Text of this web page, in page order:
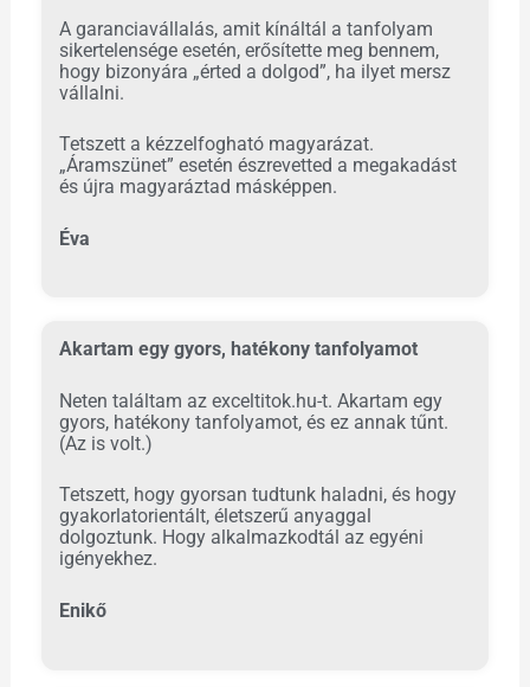
A garanciavállalás, amit kínáltál a tanfolyam
sikertelensége esetén, erősítette meg bennem,
hogy bizonyára „érted a dolgod”, ha ilyet mersz
vállalni.
Tetszett a kézzelfogható magyarázat.
„Áramszünet” esetén észrevetted a megakadást
és újra magyaráztad másképpen.
Éva
Akartam egy gyors, hatékony tanfolyamot
Neten találtam az exceltitok.hu-t. Akartam egy
gyors, hatékony tanfolyamot, és ez annak tűnt.
(Az is volt.)
Tetszett, hogy gyorsan tudtunk haladni, és hogy
gyakorlatorientált, életszerű anyaggal
dolgoztunk. Hogy alkalmazkodtál az egyéni
igényekhez.
Enikő